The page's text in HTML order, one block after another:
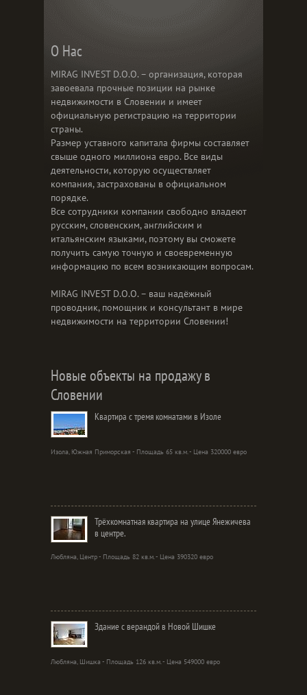
О Нас
MIRAG INVEST D.O.O. – организация, которая
завоевала прочные позиции на рынке
недвижимости в Словении и имеет
официальную регистрацию на территории
страны.
Размер уставного капитала фирмы составляет
свыше одного миллиона евро. Все виды
деятельности, которую осуществляет
компания, застрахованы в официальном
порядке.
Все сотрудники компании свободно владеют
русским, словенским, английским и
итальянским языками, поэтому вы сможете
получить самую точную и своевременную
информацию по всем возникающим вопросам.
MIRAG INVEST D.O.O. – ваш надёжный
проводник, помощник и консультант в мире
недвижимости на территории Словении!
Новые объекты на продажу в
Словении
Квартира с тремя комнатами в Изоле
Изола, Южная Приморская - Площадь 65 кв.м. - Цена 320000 евро
Трёхкомнатная квартира на улице Янежичева
в центре.
Любляна, Центр - Площадь 82 кв.м. - Цена 390320 евро
Здание с верандой в Новой Шишке
Любляна, Шишка - Площадь 126 кв.м. - Цена 549000 евро